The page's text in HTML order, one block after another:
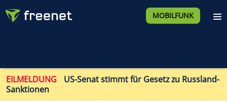
MOBILFUNK
EILMELDUNG
US-Senat stimmt für Gesetz zu Russland-
Sanktionen